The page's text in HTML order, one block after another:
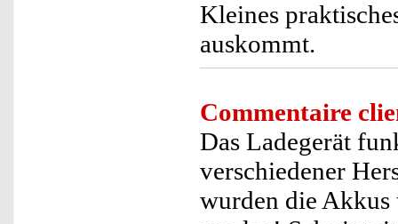
Kleines
auskommt.
Commentaire
Das Ladegerät
verschiedener
wurden die